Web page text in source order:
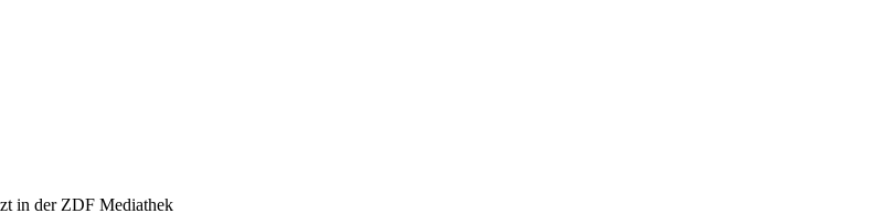
in der ZDF Mediathek